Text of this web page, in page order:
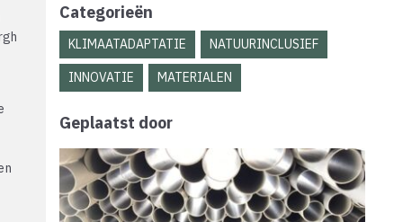
Categorieën
KLIMAATADAPTATIE NATUURINCLUSIEF
INNOVATIE MATERIALEN
Geplaatst door